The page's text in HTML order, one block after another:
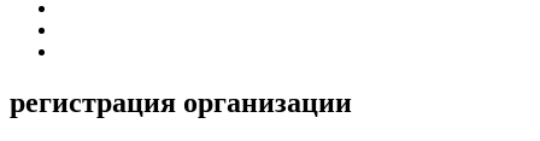
регистрация организации